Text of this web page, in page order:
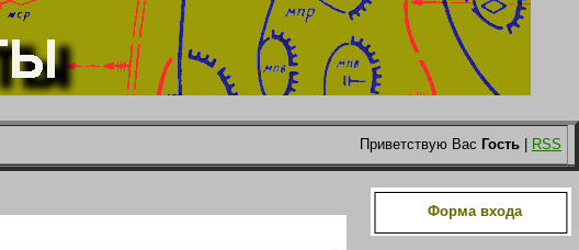
Приветствую Вас Гость RSS
Форма входа